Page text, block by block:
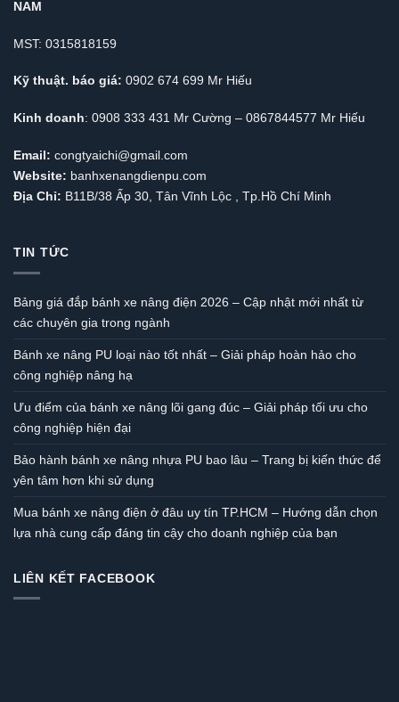
NAM
MST: 0315818159
Kỹ thuật. báo giá: 0902 674 699 Mr Hiếu
Kinh doanh: 0908 333 431 Mr Cường – 0867844577 Mr Hiếu
Email: congtyaichi@gmail.com
Website: banhxenangdienpu.com
Địa Chỉ: B11B/38 Ấp 30, Tân Vĩnh Lộc , Tp.Hồ Chí Minh
TIN TỨC
Bảng giá đắp bánh xe nâng điện 2026 – Cập nhật mới nhất từ
các chuyên gia trong ngành
Bánh xe nâng PU loại nào tốt nhất – Giải pháp hoàn hảo cho
công nghiệp nâng hạ
Ưu điểm của bánh xe nâng lõi gang đúc – Giải pháp tối ưu cho
công nghiệp hiện đại
Bảo hành bánh xe nâng nhựa PU bao lâu – Trang bị kiến thức để
yên tâm hơn khi sử dụng
Mua bánh xe nâng điện ở đâu uy tín TP.HCM – Hướng dẫn chọn
lựa nhà cung cấp đáng tin cậy cho doanh nghiệp của bạn
LIÊN KẾT FACEBOOK